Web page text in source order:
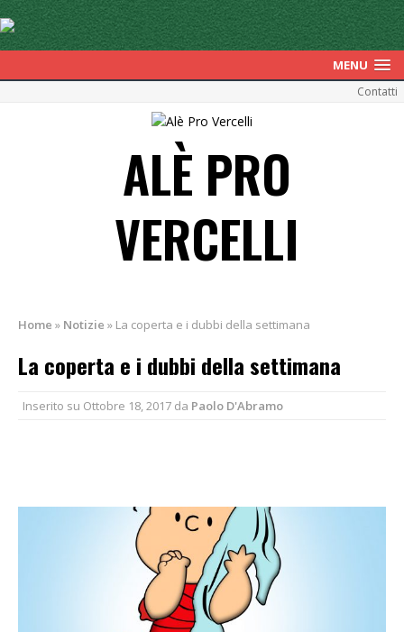
MENU
Contatti
ALÈ PRO
VERCELLI
Home » Notizie » La coperta e i dubbi della settimana
La coperta e i dubbi della settimana
Inserito su Ottobre 18, 2017 da Paolo D'Abramo